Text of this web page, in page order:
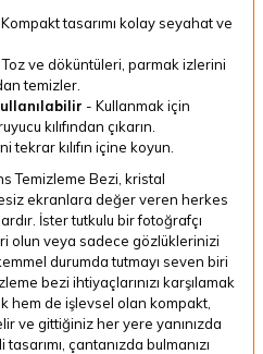
Kompakt tasarımı kolay seyahat ve
Toz ve döküntüleri, parmak izlerini
temizler.
- Kullanmak için
kılıfından çıkarın.
tekrar kılıfın içine koyun.
Temizleme Bezi, kristal
ekranlara değer veren herkes
İster tutkulu bir fotoğrafçı
olun veya sadece gözlüklerinizi
durumda tutmayı seven biri
bezi ihtiyaçlarınızı karşılamak
hem de işlevsel olan kompakt,
ve gittiğiniz her yere yanınızda
çantanızda bulmanızı